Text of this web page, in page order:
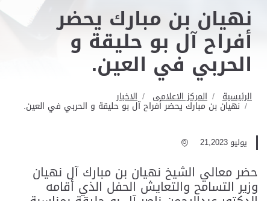
نهيان بن مبارك يحضر
أفراح آل بو حليقة و
الحربي في العين.
الرئيسية المركز الاعلامى الاخبار
نهيان بن مبارك يحضر أفراح آل بو حليقة و الحربي في العين.
يوليو 21,2023
حضر معالي الشيخ نهيان بن مبارك آل نهيان
وزير التسامح والتعايش الحفل الذي أقامه